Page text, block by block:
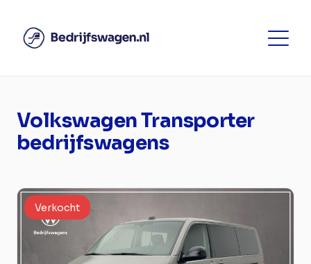
Volkswagen Transporter
bedrijfswagens
Verkocht